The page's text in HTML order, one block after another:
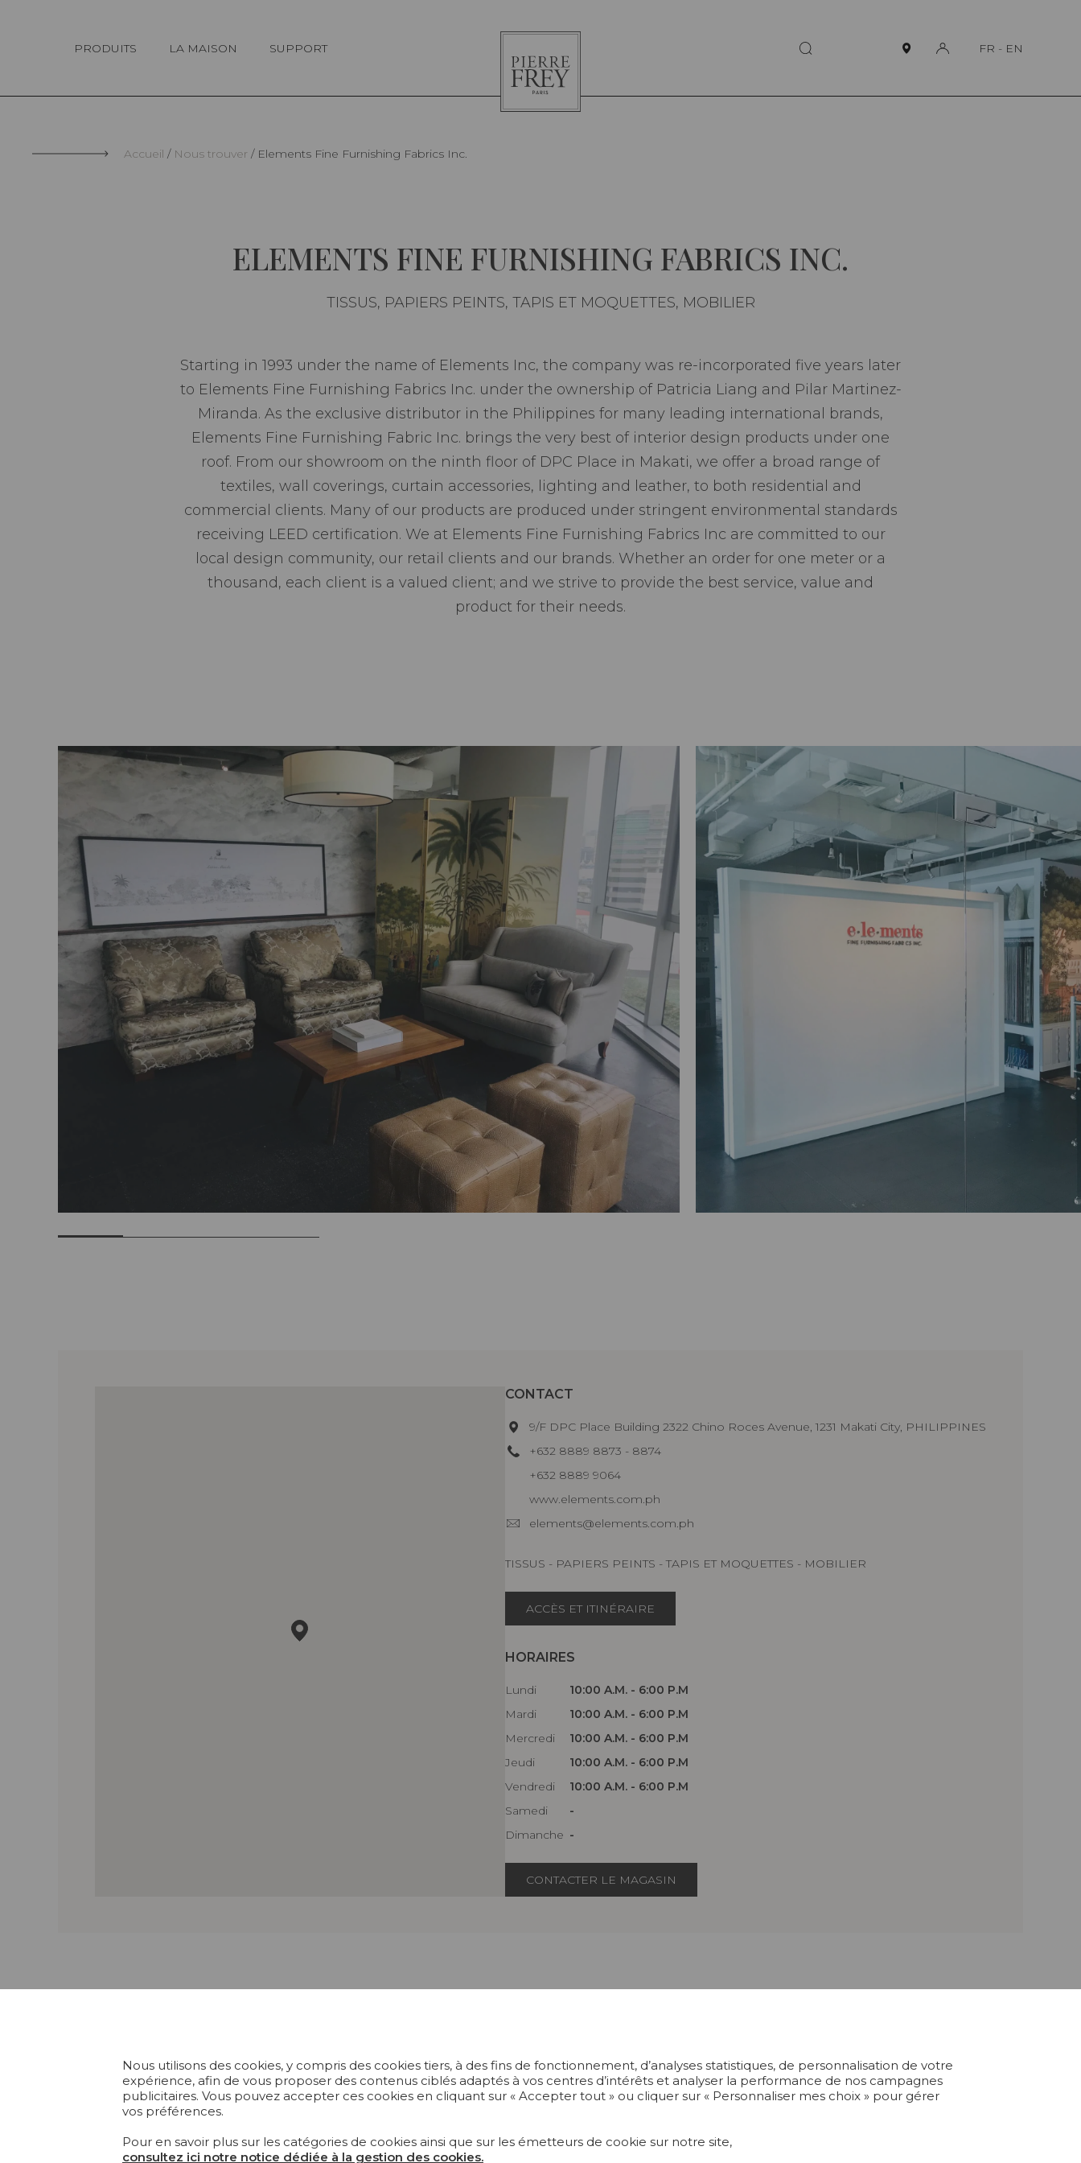
PRODUITS LA MAISON SUPPORT
Pierre
Frey
FR - EN
Accueil Nous trouver Elements Fine Furnishing Fabrics Inc.
ELEMENTS FINE FURNISHING FABRICS INC.
TISSUS, PAPIERS PEINTS, TAPIS ET MOQUETTES, MOBILIER
Starting in 1993 under the name of Elements Inc, the company was re-incorporated five years later
to Elements Fine Furnishing Fabrics Inc. under the ownership of Patricia Liang and Pilar Martinez-
Miranda. As the exclusive distributor in the Philippines for many leading international brands,
Elements Fine Furnishing Fabric Inc. brings the very best of interior design products under one
roof. From our showroom on the ninth floor of DPC Place in Makati, we offer a broad range of
textiles, wall coverings, curtain accessories, lighting and leather, to both residential and
commercial clients. Many of our products are produced under stringent environmental standards
receiving LEED certification. We at Elements Fine Furnishing Fabrics Inc are committed to our
local design community, our retail clients and our brands. Whether an order for one meter or a
thousand, each client is a valued client; and we strive to provide the best service, value and
product for their needs.
CONTACT
9/F DPC Place Building 2322 Chino Roces Avenue, 1231 Makati City, PHILIPPINES
+632 8889 8873 - 8874
+632 8889 9064
www.elements.com.ph
elements@elements.com.ph
TISSUS - PAPIERS PEINTS - TAPIS ET MOQUETTES - MOBILIER
ACCÈS ET ITINÉRAIRE
HORAIRES
Lundi
10:00 A.M. - 6:00 P.M
Mardi
10:00 A.M. - 6:00 P.M
Mercredi
10:00 A.M. - 6:00 P.M
Jeudi
10:00 A.M. - 6:00 P.M
Vendredi
10:00 A.M. - 6:00 P.M
Samedi
-
Dimanche -
CONTACTER LE MAGASIN
Fondée en 1935, Pierre Frey est
une Maison française à
l’éclectisme assumé qui crée,
COLLECTIONS
TISSUS
PAPIERS PEINTS
PROJETS
SUR-MESURE
MAGAZINE
ABONNEZ-VOUS À NOTRE NEWSLETTER
Je m'abonne
Nous utilisons des cookies, y compris des cookies tiers, à des fins de fonctionnement, d’analyses statistiques, de personnalisation de votre
expérience, afin de vous proposer des contenus ciblés adaptés à vos centres d’intérêts et analyser la performance de nos campagnes
publicitaires. Vous pouvez accepter ces cookies en cliquant sur « Accepter tout » ou cliquer sur « Personnaliser mes choix » pour gérer
vos préférences.
Pour en savoir plus sur les catégories de cookies ainsi que sur les émetteurs de cookie sur notre site,
consultez ici notre notice dédiée à la gestion des cookies.